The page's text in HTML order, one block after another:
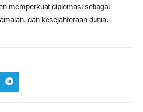
memperkuat diplomasi sebagai
dan kesejahteraan dunia.